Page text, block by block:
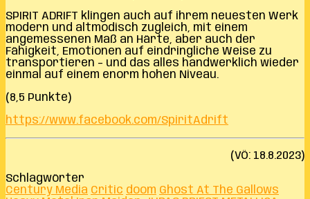
SPIRIT ADRIFT klingen auch auf ihrem neuesten Werk
modern und altmodisch zugleich, mit einem
angemessenen Maß an Härte, aber auch der
Fähigkeit, Emotionen auf eindringliche Weise zu
transportieren – und das alles handwerklich wieder
einmal auf einem enorm hohen Niveau.
(8,5 Punkte)
https://www.facebook.com/SpiritAdrift
(VÖ: 18.8.2023)
Schlagwörter
Century Media Critic doom Ghost At The Gallows